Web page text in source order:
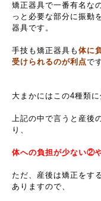
矯正器具で一番有名な
っと必要な部分に振動
器具です。
手技も矯正器具も 体に
受けられるのが利点で
大まかにはこの4種類
上記の中で言うと産後
り、
体への負担が少ない②
ただ、産後は矯正をす
ありますので、